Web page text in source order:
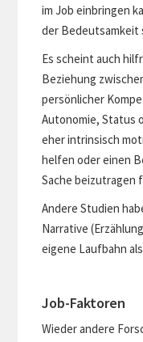
im Job einbringen
der Bedeutsamkeit
Es scheint auch
Beziehung
persönlicher
Autonomie, Status
eher intrinsisch
helfen oder einen
Sache beizutragen
Andere Studien
Narrative
eigene Laufbahn
Job-Faktoren
Wieder andere